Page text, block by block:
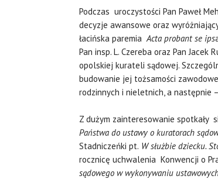
Podczas uroczystości Pan Paweł
decyzje awansowe oraz
łacińska paremia Acta probant se ips
Pan insp. L. Czereba oraz Pan
opolskiej kurateli sądowej.
budowanie jej tożsamości
rodzinnych i nieletnich, a następnie
Z dużym zainteresowanie spotkały
Państwa do ustawy o kuratorach
Stadniczeńki pt. W służbie dziecku.
rocznicę uchwalenia Konwencji o
sądowego w wykonywaniu